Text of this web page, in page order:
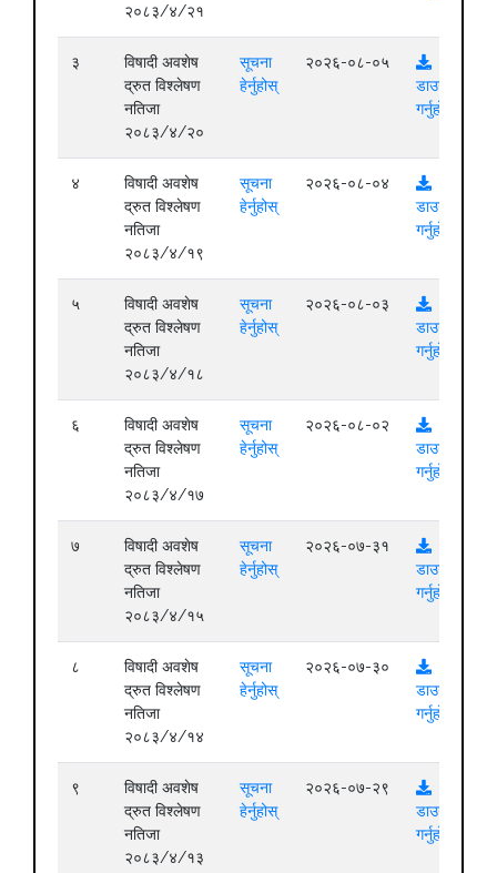
२०८३/४/२१
३
विषादी अवशेष
द्रुत विश्लेषण
नतिजा
२०८३/४/२०
सूचना
हेर्नुहोस्
२०२६-०८-०५
डाउनलोड
गर्नुहोस्
४
विषादी अवशेष
द्रुत विश्लेषण
नतिजा
२०८३/४/१९
सूचना
हेर्नुहोस्
२०२६-०८-०४
डाउनलोड
गर्नुहोस्
५
विषादी अवशेष
द्रुत विश्लेषण
नतिजा
२०८३/४/१८
सूचना
हेर्नुहोस्
२०२६-०८-०३
डाउनलोड
गर्नुहोस्
६
विषादी अवशेष
द्रुत विश्लेषण
नतिजा
२०८३/४/१७
सूचना
हेर्नुहोस्
२०२६-०८-०२
डाउनलोड
गर्नुहोस्
७
विषादी अवशेष
द्रुत विश्लेषण
नतिजा
२०८३/४/१५
सूचना
हेर्नुहोस्
२०२६-०७-३१
डाउनलोड
गर्नुहोस्
८
विषादी अवशेष
द्रुत विश्लेषण
नतिजा
२०८३/४/१४
सूचना
हेर्नुहोस्
२०२६-०७-३०
डाउनलोड
गर्नुहोस्
९
विषादी अवशेष
द्रुत विश्लेषण
नतिजा
२०८३/४/१३
सूचना
हेर्नुहोस्
२०२६-०७-२९
डाउनलोड
गर्नुहोस्